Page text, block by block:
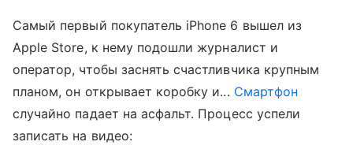
Самый первый покупатель iPhone 6 вышел из
Apple Store, к нему подошли журналист и
оператор, чтобы заснять счастливчика крупным
планом, он открывает коробку и... Смартфон
случайно падает на асфальт. Процесс успели
записать на видео: